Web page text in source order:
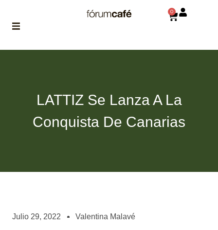
de fórum
asociados
0
LATTIZ Se Lanza A La
Conquista De Canarias
Julio 29, 2022 Valentina Malavé